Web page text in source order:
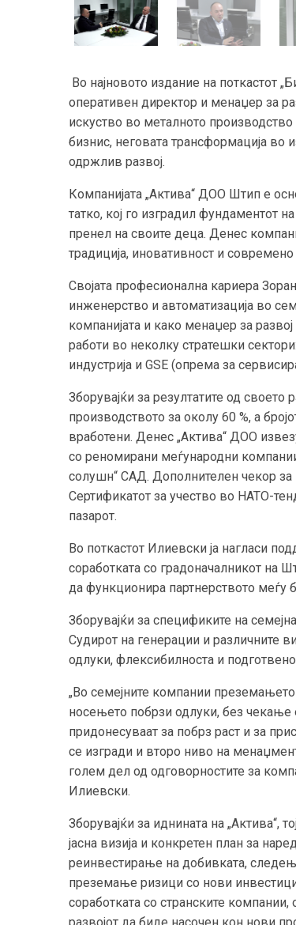
Во најновото издание на поткастот
оперативен директор и менаџер за
искуство во металното
бизнис, неговата трансформација во
одржлив развој.
Компанијата „Актива“ ДОО Штип е
татко, кој го изградил фундаментот
пренел на своите деца. Денес
традиција, иновативност и
Својата професионална кариера
инженерство и автоматизација во
компанијата и како менаџер за
работи во неколку стратешки
индустрија и GSE (опрема за
Зборувајќи за резултатите од
производството за околу 60 %, а
вработени. Денес „Актива“ ДОО
со реномирани меѓународни
солушн“ САД. Дополнителен чекор за
Сертификатот за учество во НАТО-
пазарот.
Во поткастот Илиевски ја нагласи
соработката со градоначалникот на
да функционира партнерството меѓу
Зборувајќи за спецификите на
Судирот на генерации и различните
одлуки, флексибилноста и
„Во семејните компании
носењето побрзи одлуки, без
придонесуваат за побрз раст и за
се изгради и второ ниво на
голем дел од одговорностите за
Илиевски.
Зборувајќи за иднината на „Актива“,
јасна визија и конкретен план за
реинвестирање на добивката,
преземање ризици со нови
соработката со странските